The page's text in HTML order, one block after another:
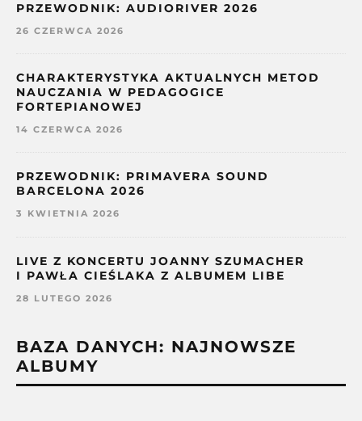
PRZEWODNIK: AUDIORIVER 2026
26 CZERWCA 2026
CHARAKTERYSTYKA AKTUALNYCH METOD
NAUCZANIA W PEDAGOGICE
FORTEPIANOWEJ
14 CZERWCA 2026
PRZEWODNIK: PRIMAVERA SOUND
BARCELONA 2026
3 KWIETNIA 2026
LIVE Z KONCERTU JOANNY SZUMACHER
I PAWŁA CIEŚLAKA Z ALBUMEM LIBE
28 LUTEGO 2026
BAZA DANYCH: NAJNOWSZE
ALBUMY